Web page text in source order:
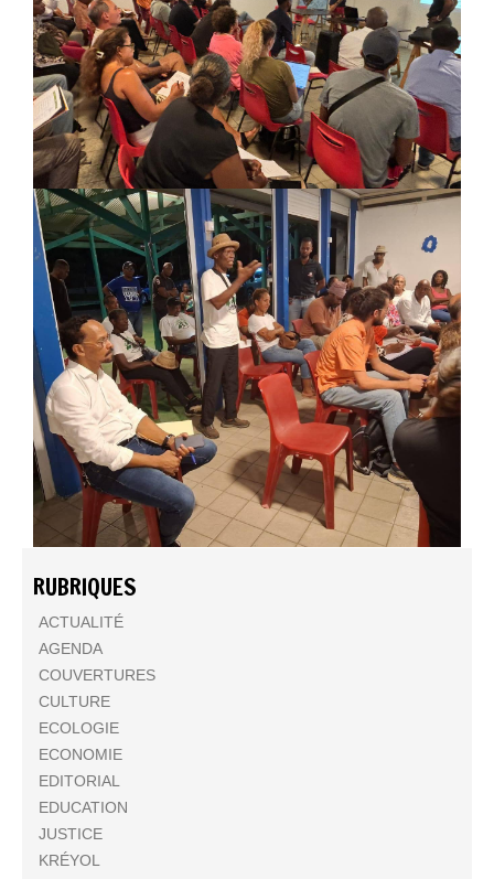
RUBRIQUES
ACTUALITÉ
AGENDA
COUVERTURES
CULTURE
ECOLOGIE
ECONOMIE
EDITORIAL
EDUCATION
JUSTICE
KRÉYOL